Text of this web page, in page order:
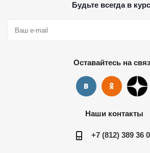
Будьте всегда в
Оставайтесь на
Наши контакты
+7 (812) 389 36